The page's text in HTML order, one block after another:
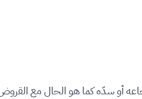
أو سدّه كما هو الحال مع